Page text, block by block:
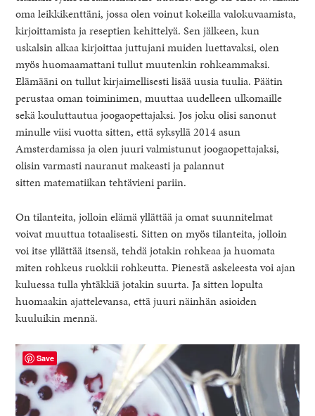
oma leikkikenttäni, jossa olen voinut kokeilla valokuvaamista,
kirjoittamista ja reseptien kehittelyä. Sen jälkeen, kun
uskalsin alkaa kirjoittaa juttujani muiden luettavaksi, olen
myös huomaamattani tullut muutenkin rohkeammaksi.
Elämääni on tullut kirjaimellisesti lisää uusia tuulia. Päätin
perustaa oman toiminimen, muuttaa uudelleen ulkomaille
sekä kouluttautua joogaopettajaksi. Jos joku olisi sanonut
minulle viisi vuotta sitten, että syksyllä 2014 asun
Amsterdamissa ja olen juuri valmistunut joogaopettajaksi,
olisin varmasti nauranut makeasti ja palannut
sitten matematiikan tehtävieni pariin.
On tilanteita, jolloin elämä yllättää ja omat suunnitelmat
voivat muuttua totaalisesti. Sitten on myös tilanteita, jolloin
voi itse yllättää itsensä, tehdä jotakin rohkeaa ja huomata
miten rohkeus ruokkii rohkeutta. Pienestä askeleesta voi ajan
kuluessa tulla yhtäkkiä jotakin suurta. Ja sitten lopulta
huomaakin ajattelevansa, että juuri näinhän asioiden
kuuluikin mennä.
Save